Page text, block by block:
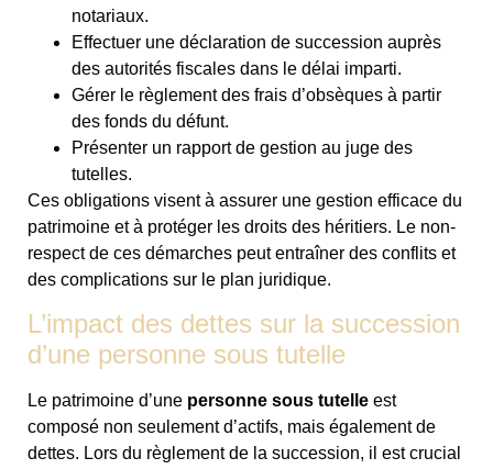
notariaux.
Effectuer une déclaration de succession auprès
des autorités fiscales dans le délai imparti.
Gérer le règlement des frais d’obsèques à partir
des fonds du défunt.
Présenter un rapport de gestion au juge des
tutelles.
Ces obligations visent à assurer une gestion efficace du
patrimoine et à protéger les droits des héritiers. Le non-
respect de ces démarches peut entraîner des conflits et
des complications sur le plan juridique.
L’impact des dettes sur la succession
d’une personne sous tutelle
Le patrimoine d’une personne sous tutelle est
composé non seulement d’actifs, mais également de
dettes. Lors du règlement de la succession, il est crucial